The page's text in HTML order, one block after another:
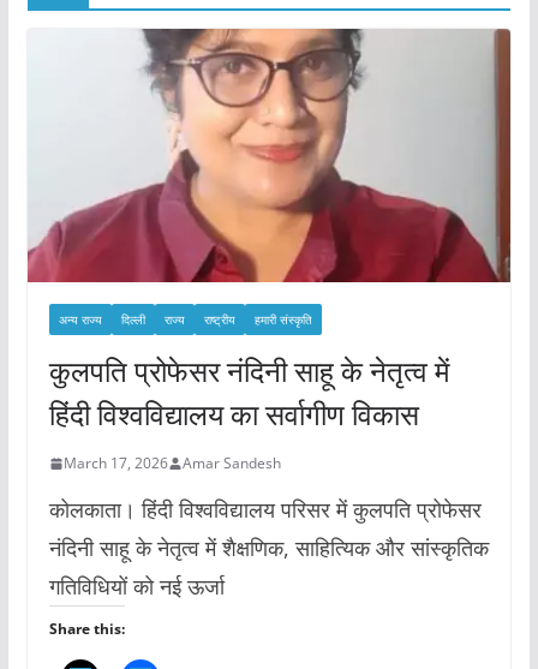
अन्य राज्य दिल्ली राज्य राष्ट्रीय हमारी संस्कृति
कुलपति प्रोफेसर नंदिनी साहू के नेतृत्व में
हिंदी विश्वविद्यालय का सर्वागीण विकास
March 17, 2026 Amar Sandesh
कोलकाता। हिंदी विश्वविद्यालय परिसर में कुलपति प्रोफेसर
नंदिनी साहू के नेतृत्व में शैक्षणिक, साहित्यिक और सांस्कृतिक
गतिविधियों को नई ऊर्जा
Share this: